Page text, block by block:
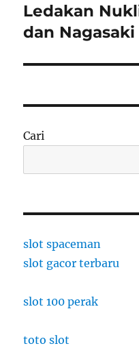
post:
Ledakan
dan Nagasaki
Cari
slot spaceman
slot gacor terbaru
slot 100 perak
toto slot